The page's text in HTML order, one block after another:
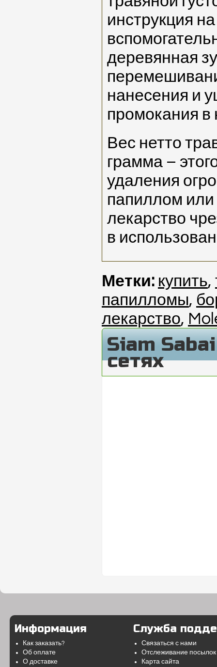
инструкция
деревянная
нанесения и
промокания в
Вес нетто
грамма –
удаления
папиллом или
лекарство
в
Метки: купить,
папилломы,
лекарство,
Siam
сетях
Информация
Как заказать?
Об оплате
О доставке
Служба
Связаться с нами
Отслеживание посылок
Карта сайта